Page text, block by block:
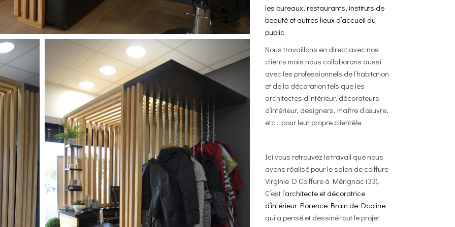
les bureaux, restaurants, instituts de
beauté et autres lieux d’accueil du
public.
Nous travaillons en direct avec nos
clients mais nous collaborons aussi
avec les professionnels de l’habitation
et de la décoration tels que les
architectes d’intérieur, décorateurs
d’intérieur, designers, maître d’œuvre,
etc… pour leur propre clientèle.
Ici vous retrouvez le travail que nous
avons réalisé pour le salon de coiffure
Virginie D Coiffure à Mérignac (33).
C’est l’architecte et décoratrice
d’intérieur Florence Brain de Dcoline
qui a pensé et dessiné tout le projet.